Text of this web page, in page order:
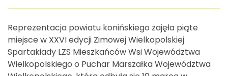
Reprezentacja powiatu konińskiego zajęła piąte
miejsce w XXVI edycji Zimowej Wielkopolskiej
Spartakiady LZS Mieszkańców Wsi Województwa
Wielkopolskiego o Puchar Marszałka Województwa